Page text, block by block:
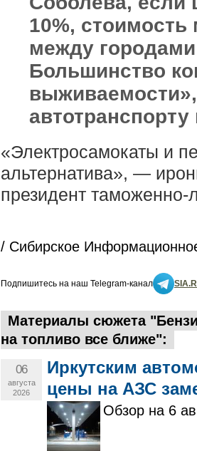
10%, стоимость
между
Большинство
автотранспорту
«Электросамокаты и
альтернатива», —
президент таможенно-
/ Сибирское
Подпишитесь на наш Telegram-канал
Материалы сюжета
на топливо все ближе":
06
августа
2026
Иркутским
цены на АЗС
Обзор на 6